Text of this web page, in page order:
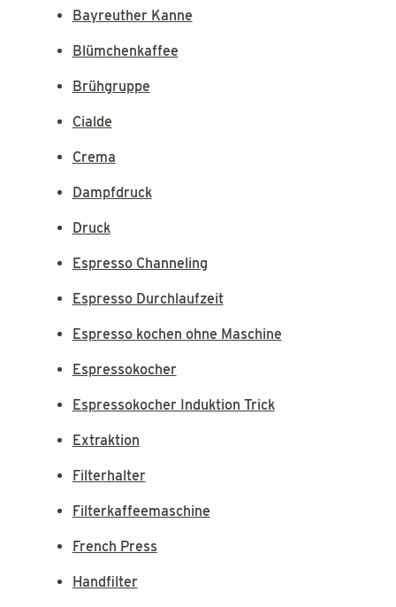
Bayreuther Kanne
Blümchenkaffee
Brühgruppe
Cialde
Crema
Dampfdruck
Druck
Espresso Channeling
Espresso Durchlaufzeit
Espresso kochen ohne Maschine
Espressokocher
Espressokocher Induktion Trick
Extraktion
Filterhalter
Filterkaffeemaschine
French Press
Handfilter